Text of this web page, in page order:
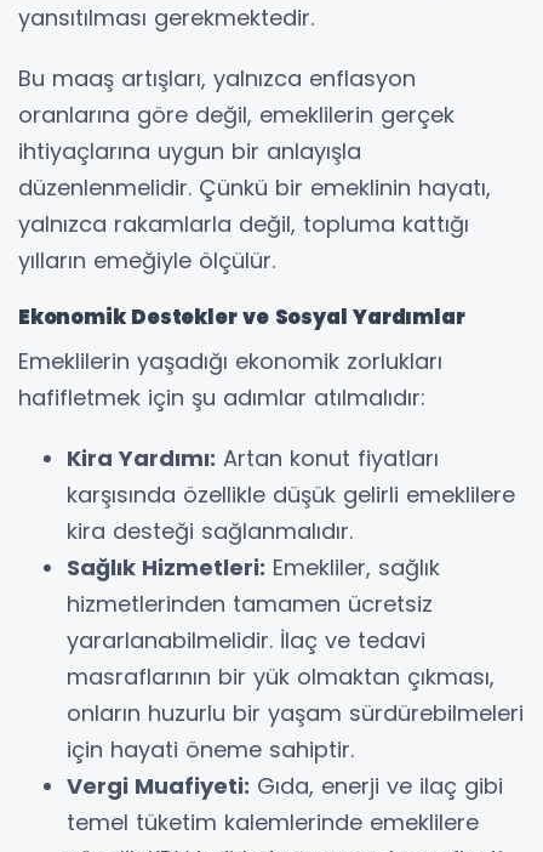
yansıtılması gerekmektedir.
Bu maaş artışları, yalnızca enflasyon
oranlarına göre değil, emeklilerin gerçek
ihtiyaçlarına uygun bir anlayışla
düzenlenmelidir. Çünkü bir emeklinin hayatı,
yalnızca rakamlarla değil, topluma kattığı
yılların emeğiyle ölçülür.
Ekonomik Destekler ve Sosyal Yardımlar
Emeklilerin yaşadığı ekonomik zorlukları
hafifletmek için şu adımlar atılmalıdır:
Kira Yardımı: Artan konut fiyatları
karşısında özellikle düşük gelirli emeklilere
kira desteği sağlanmalıdır.
Sağlık Hizmetleri: Emekliler, sağlık
hizmetlerinden tamamen ücretsiz
yararlanabilmelidir. İlaç ve tedavi
masraflarının bir yük olmaktan çıkması,
onların huzurlu bir yaşam sürdürebilmeleri
için hayati öneme sahiptir.
Vergi Muafiyeti: Gıda, enerji ve ilaç gibi
temel tüketim kalemlerinde emeklilere